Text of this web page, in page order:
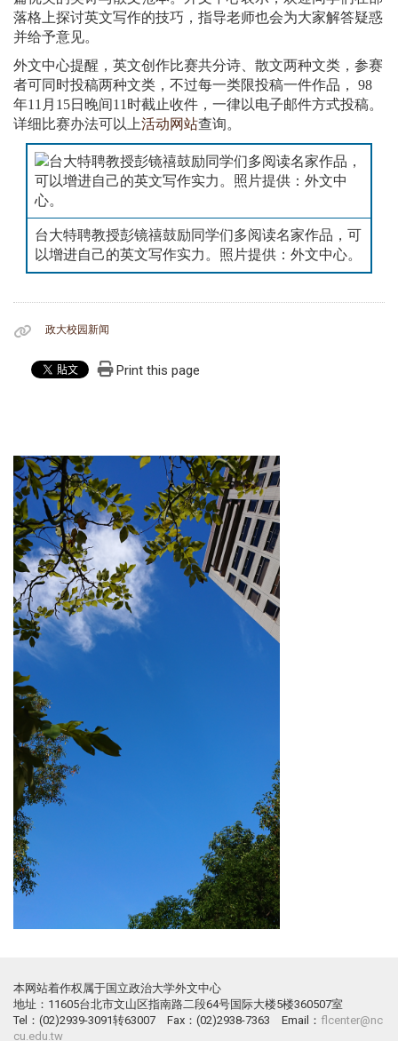
落格上探讨英文写作的技巧，指导老师也会为大家解答疑惑
并给予意见。
外文中心提醒，英文创作比赛共分诗、散文两种文类，参赛
者可同时投稿两种文类，不过每一类限投稿一件作品， 98
年11月15日晚间11时截止收件，一律以电子邮件方式投稿。
详细比赛办法可以上活动网站查询。
台大特聘教授彭镜禧鼓励同学们多阅读名家作品，可
以增进自己的英文写作实力。照片提供：外文中心。
政大校园新闻
Print this page
本网站着作权属于国立政治大学外文中心
地址：11605台北市文山区指南路二段64号国际大楼5楼360507室
Tel：(02)2939-3091转63007 Fax：(02)2938-7363 Email： flcenter@nc
cu.edu.tw